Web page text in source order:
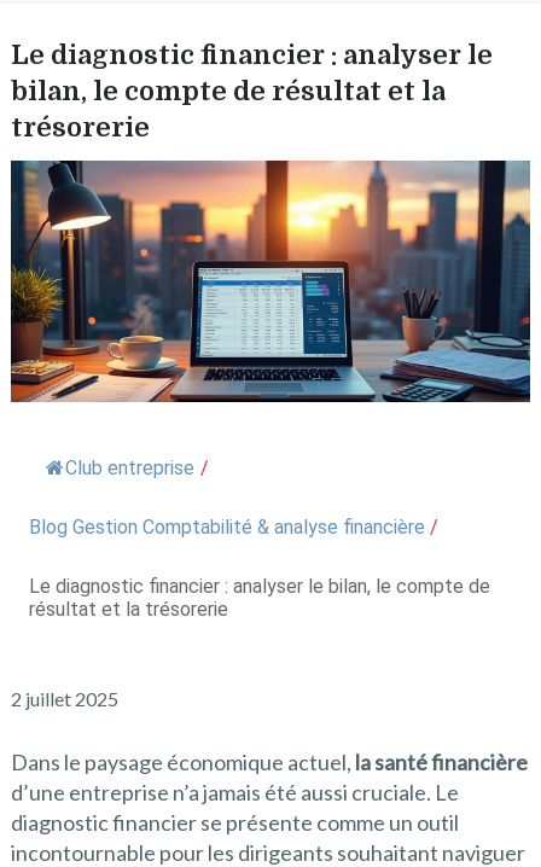
Le diagnostic financier : analyser le
bilan, le compte de résultat et la
trésorerie
Club entreprise /
Blog Gestion Comptabilité & analyse financière /
Le diagnostic financier : analyser le bilan, le compte de
résultat et la trésorerie
2 juillet 2025
Dans le paysage économique actuel, la santé financière
d’une entreprise n’a jamais été aussi cruciale. Le
diagnostic financier se présente comme un outil
incontournable pour les dirigeants souhaitant naviguer